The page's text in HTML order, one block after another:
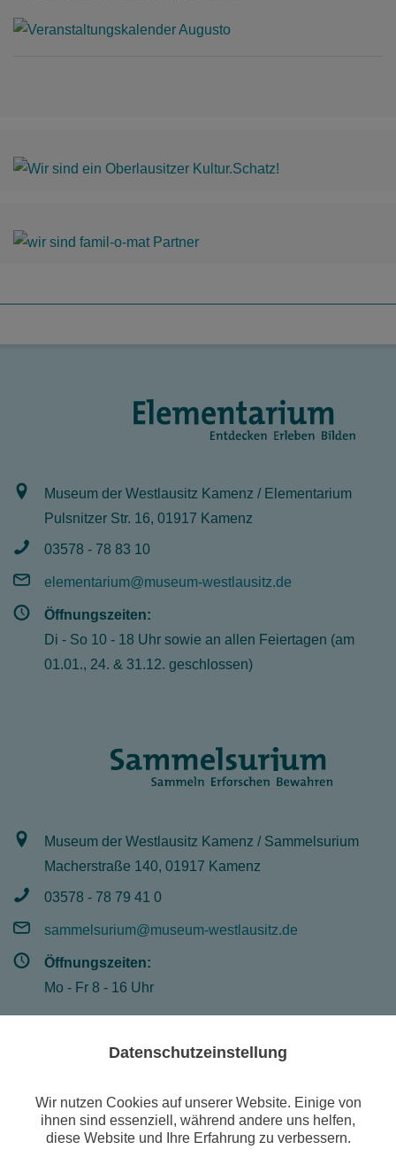
Museum der Westlausitz Kamenz / Elementarium
Pulsnitzer Str. 16, 01917 Kamenz
03578 - 78 83 10
elementarium@museum-westlausitz.de
Öffnungszeiten:
Di - So 10 - 18 Uhr sowie an allen Feiertagen (am
01.01., 24. & 31.12. geschlossen)
Museum der Westlausitz Kamenz / Sammelsurium
Macherstraße 140, 01917 Kamenz
03578 - 78 79 41 0
sammelsurium@museum-westlausitz.de
Öffnungszeiten:
Mo - Fr 8 - 16 Uhr
Publikationen
Sonderausstellung: "800 Jahre Aberglaube und Magie"
Datenschutzeinstellung
Wir nutzen Cookies auf unserer Website. Einige von
ihnen sind essenziell, während andere uns helfen,
diese Website und Ihre Erfahrung zu verbessern.